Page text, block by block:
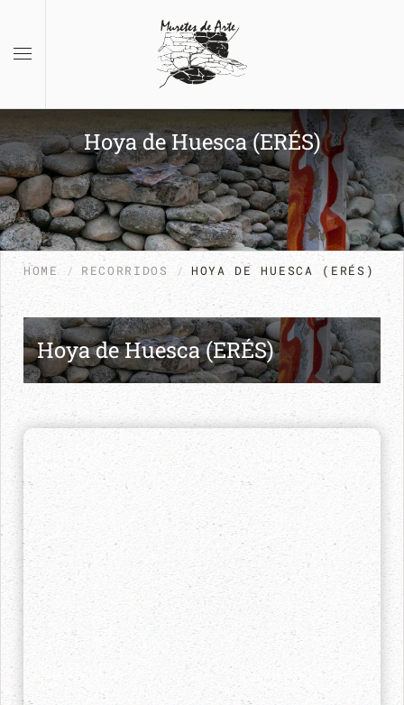
Skip to main content
Hoya de Huesca (ERÉS)
HOME RECORRIDOS HOYA DE HUESCA (ERÉS)
Hoya de Huesca (ERÉS)